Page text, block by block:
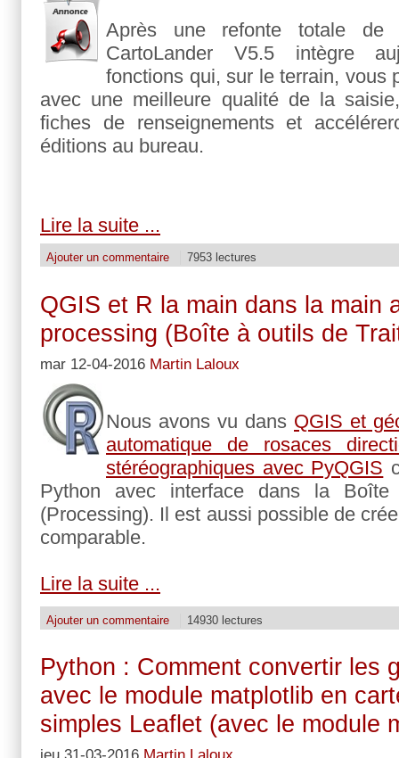
Après une refonte totale de
CartoLander V5.5 intègre
fonctions qui, sur le terrain, vous
avec une meilleure qualité de la
fiches de renseignements et
éditions au bureau.
Lire la suite ...
Ajouter un commentaire 7953 lectures
QGIS et R la main dans la main
processing (Boîte à outils de
mar 12-04-2016 Martin Laloux
Nous avons vu dans QGIS et
automatique de rosaces
stéréographiques avec PyQGIS
Python avec interface dans la
(Processing). Il est aussi possible de
comparable.
Lire la suite ...
Ajouter un commentaire 14930 lectures
Python : Comment convertir les
avec le module matplotlib en
simples Leaflet (avec le module